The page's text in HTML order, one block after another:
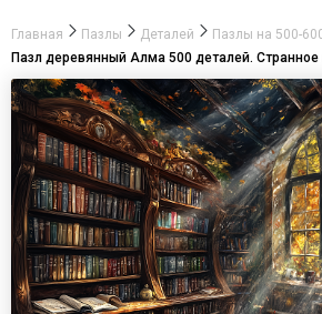
Главная Пазлы Деталей
Пазлы на 500-
Пазл деревянный Алма 500 деталей.